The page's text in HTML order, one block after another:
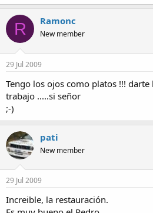
R Ramonc
New member
29 Jul 2009
Tengo los ojos como platos !!!
trabajo .....si señor
;-)
pati
New member
29 Jul 2009
Increible, la restauración.